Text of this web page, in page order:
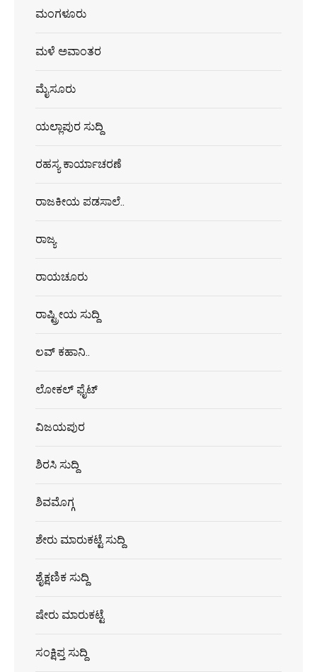
ಮಂಗಳೂರು
ಮಳೆ ಅವಾಂತರ
ಮೈಸೂರು
ಯಲ್ಲಾಪುರ ಸುದ್ದಿ
ರಹಸ್ಯ ಕಾರ್ಯಾಚರಣೆ
ರಾಜಕೀಯ ಪಡಸಾಲೆ..
ರಾಜ್ಯ
ರಾಯಚೂರು
ರಾಷ್ಟ್ರೀಯ ಸುದ್ದಿ
ಲವ್ ಕಹಾನಿ..
ಲೋಕಲ್ ಫೈಟ್
ವಿಜಯಪುರ
ಶಿರಸಿ ಸುದ್ದಿ
ಶಿವಮೊಗ್ಗ
ಶೇರು ಮಾರುಕಟ್ಟೆ ಸುದ್ದಿ
ಶೈಕ್ಷಣಿಕ ಸುದ್ದಿ
ಷೇರು ಮಾರುಕಟ್ಟೆ
ಸಂಕ್ಷಿಪ್ತ ಸುದ್ದಿ